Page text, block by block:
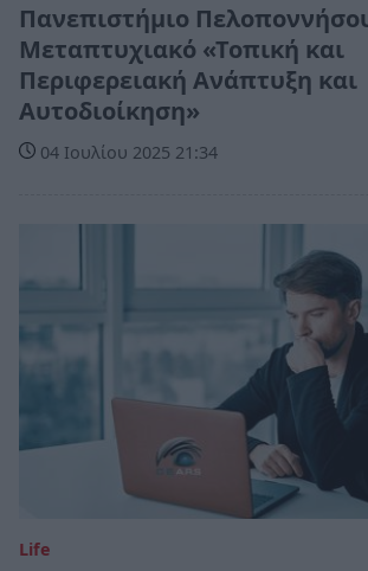
Πανεπιστήμιο
Μεταπτυχιακό «Τοπική και
Περιφερειακή Ανάπτυξη και
Αυτοδιοίκηση»
04 Ιουλίου 2025 21:34
Life